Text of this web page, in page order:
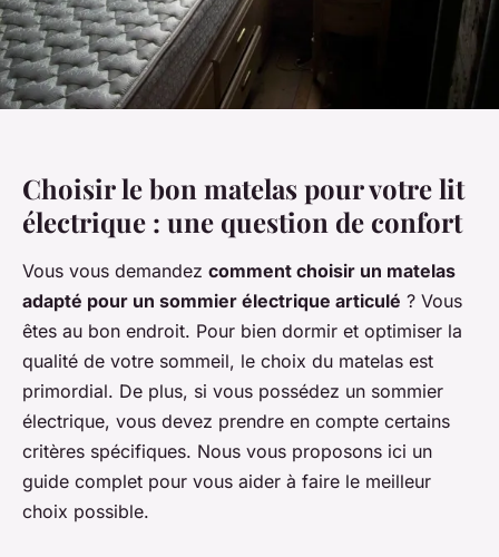
Choisir le bon matelas pour votre lit
électrique : une question de confort
Vous vous demandez comment choisir un matelas
adapté pour un sommier électrique articulé ? Vous
êtes au bon endroit. Pour bien dormir et optimiser la
qualité de votre sommeil, le choix du matelas est
primordial. De plus, si vous possédez un sommier
électrique, vous devez prendre en compte certains
critères spécifiques. Nous vous proposons ici un
guide complet pour vous aider à faire le meilleur
choix possible.